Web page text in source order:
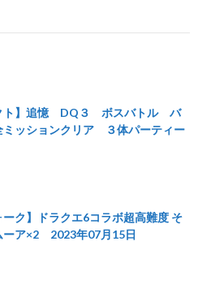
クト】追憶 DQ３ ボスバトル バ
ッションクリア ３体パーティー
ーク】ドラクエ6コラボ超高難度 そ
ーア×2 2023年07月15日